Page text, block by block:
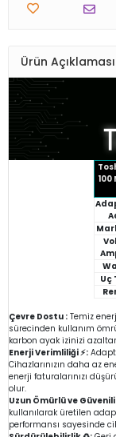
Ürün Açıklaması
Uç
Çevre Dostu : Temiz
sürecinden kullanım
karbon ayak izinizi
Enerji Verimliliği ⚡:
Cihazlarınızın daha az
enerji faturalarınızı
olur.
Uzun Ömürlü ve
kullanılarak üretilen
performansı sayesinde